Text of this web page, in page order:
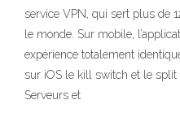
service VPN, qui sert plus de
le monde. Sur mobile,
expérience totalement
sur iOS le kill switch et le split
Serveurs et